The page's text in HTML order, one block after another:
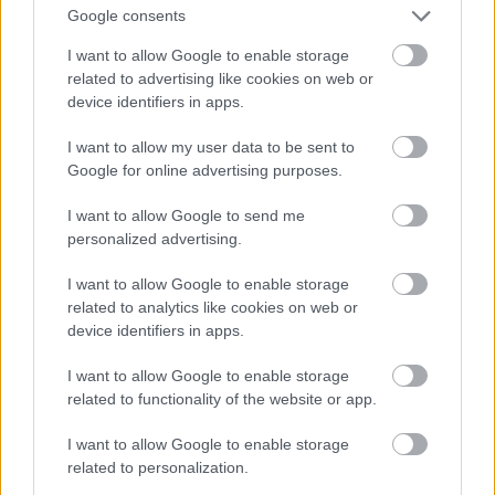
Google consents
I want to allow Google to enable storage
related to advertising like cookies on web or
device identifiers in apps.
I want to allow my user data to be sent to
Google for online advertising purposes.
I want to allow Google to send me
personalized advertising.
I want to allow Google to enable storage
related to analytics like cookies on web or
device identifiers in apps.
I want to allow Google to enable storage
related to functionality of the website or app.
I want to allow Google to enable storage
related to personalization.
3. Buzis Freddie
Fotó: Paul Natkin / Getty Images Hungary
Jön még kép!